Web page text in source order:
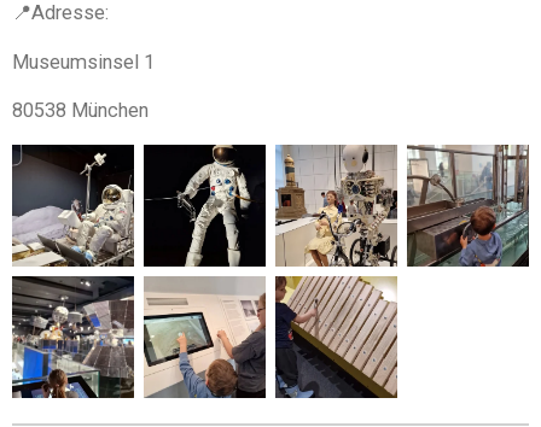
📍Adresse:
Museumsinsel 1
80538 München